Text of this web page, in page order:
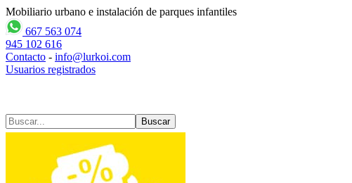
Mobiliario urbano e instalación de parques infantiles
667 563 074
945 102 616
Contacto - info@lurkoi.com
Usuarios registrados
Mapa web